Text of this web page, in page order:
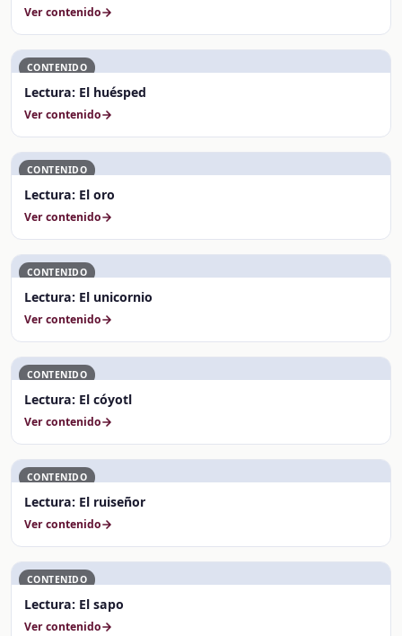
Ver contenido
CONTENIDO
Lectura: El huésped
Ver contenido
CONTENIDO
Lectura: El oro
Ver contenido
CONTENIDO
Lectura: El unicornio
Ver contenido
CONTENIDO
Lectura: El cóyotl
Ver contenido
CONTENIDO
Lectura: El ruiseñor
Ver contenido
CONTENIDO
Lectura: El sapo
Ver contenido